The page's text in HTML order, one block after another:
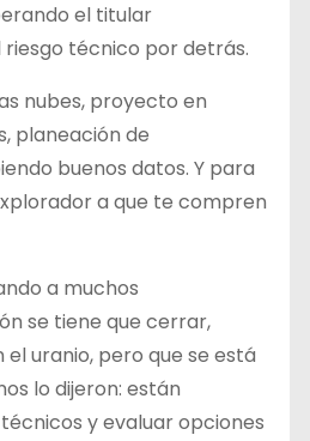
el titular
técnico por detrás.
nubes, proyecto en
planeación de
buenos datos. Y para
a que te compren
a muchos
se tiene que cerrar,
uranio, pero que se está
lo dijeron: están
y evaluar opciones